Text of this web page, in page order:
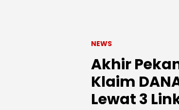
NEWS
Akhir
Klaim
Lewat 3